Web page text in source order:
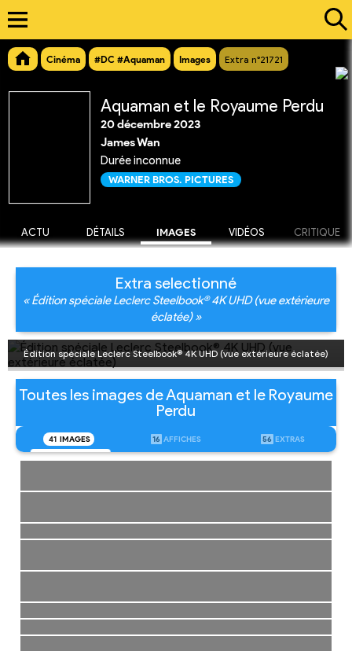
Cinéma #DC #Aquaman Images Extra n°21721
Aquaman et le Royaume Perdu
20 décembre 2023
James Wan
Durée inconnue
WARNER BROS. PICTURES
ACTU DÉTAILS IMAGES VIDÉOS CRITIQUE
Extra selectionné
« Édition spéciale Leclerc Steelbook® 4K UHD (vue extérieure
éclatée) »
Édition spéciale Leclerc Steelbook® 4K UHD (vue extérieure éclatée)
Toutes les images de Aquaman et le Royaume
Perdu
41 IMAGES 16 AFFICHES 56 EXTRAS